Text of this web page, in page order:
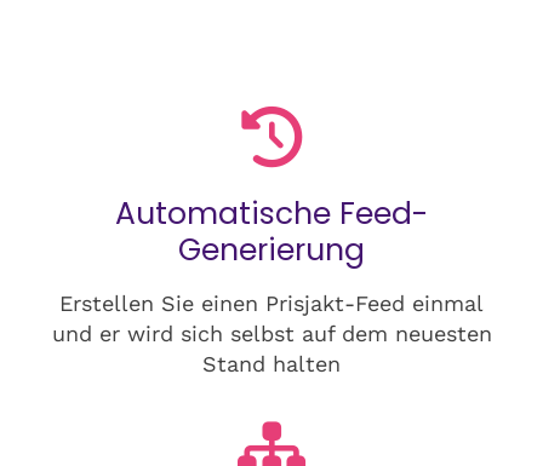
Automatische Feed-
Generierung
Erstellen Sie einen Prisjakt-Feed einmal
und er wird sich selbst auf dem neuesten
Stand halten